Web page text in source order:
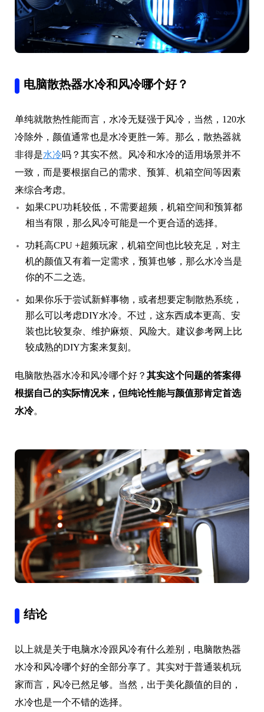
电脑散热器水冷和风冷哪个好？
单纯就散热性能而言，水冷无疑强于风冷，当然，120水
冷除外，颜值通常也是水冷更胜一筹。那么，散热器就
非得是水冷吗？其实不然。风冷和水冷的适用场景并不
一致，而是要根据自己的需求、预算、机箱空间等因素
来综合考虑。
如果CPU功耗较低，不需要超频，机箱空间和预算都
相当有限，那么风冷可能是一个更合适的选择。
功耗高CPU +超频玩家，机箱空间也比较充足，对主
机的颜值又有着一定需求，预算也够，那么水冷当是
你的不二之选。
如果你乐于尝试新鲜事物，或者想要定制散热系统，
那么可以考虑DIY水冷。不过，这东西成本更高、安
装也比较复杂、维护麻烦、风险大。建议参考网上比
较成熟的DIY方案来复刻。
电脑散热器水冷和风冷哪个好？ 其实这个问题的答案得
根据自己的实际情况来，但纯论性能与颜值那肯定首选
水冷。
结论
以上就是关于电脑水冷跟风冷有什么差别，电脑散热器
水冷和风冷哪个好的全部分享了。其实对于普通装机玩
家而言，风冷已然足够。当然，出于美化颜值的目的，
水冷也是一个不错的选择。